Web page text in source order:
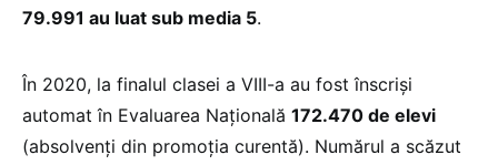
79.991 au luat sub media 5.
În 2020, la finalul clasei a VIII-a au fost înscriși
automat în Evaluarea Națională 172.470 de elevi
(absolvenți din promoția curentă). Numărul a scăzut